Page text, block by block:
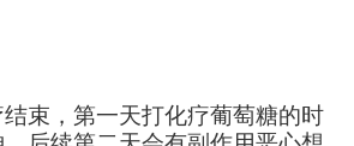
束，第一天打化疗葡萄糖的时